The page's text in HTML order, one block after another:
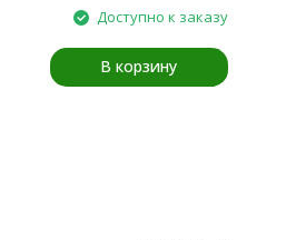
Доступно к заказу
В корзину